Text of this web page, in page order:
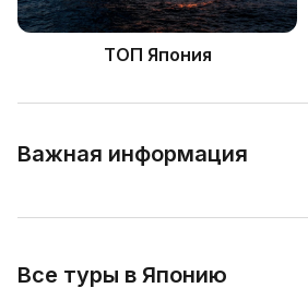
ТОП Япония
Важная информация
Все туры в Японию